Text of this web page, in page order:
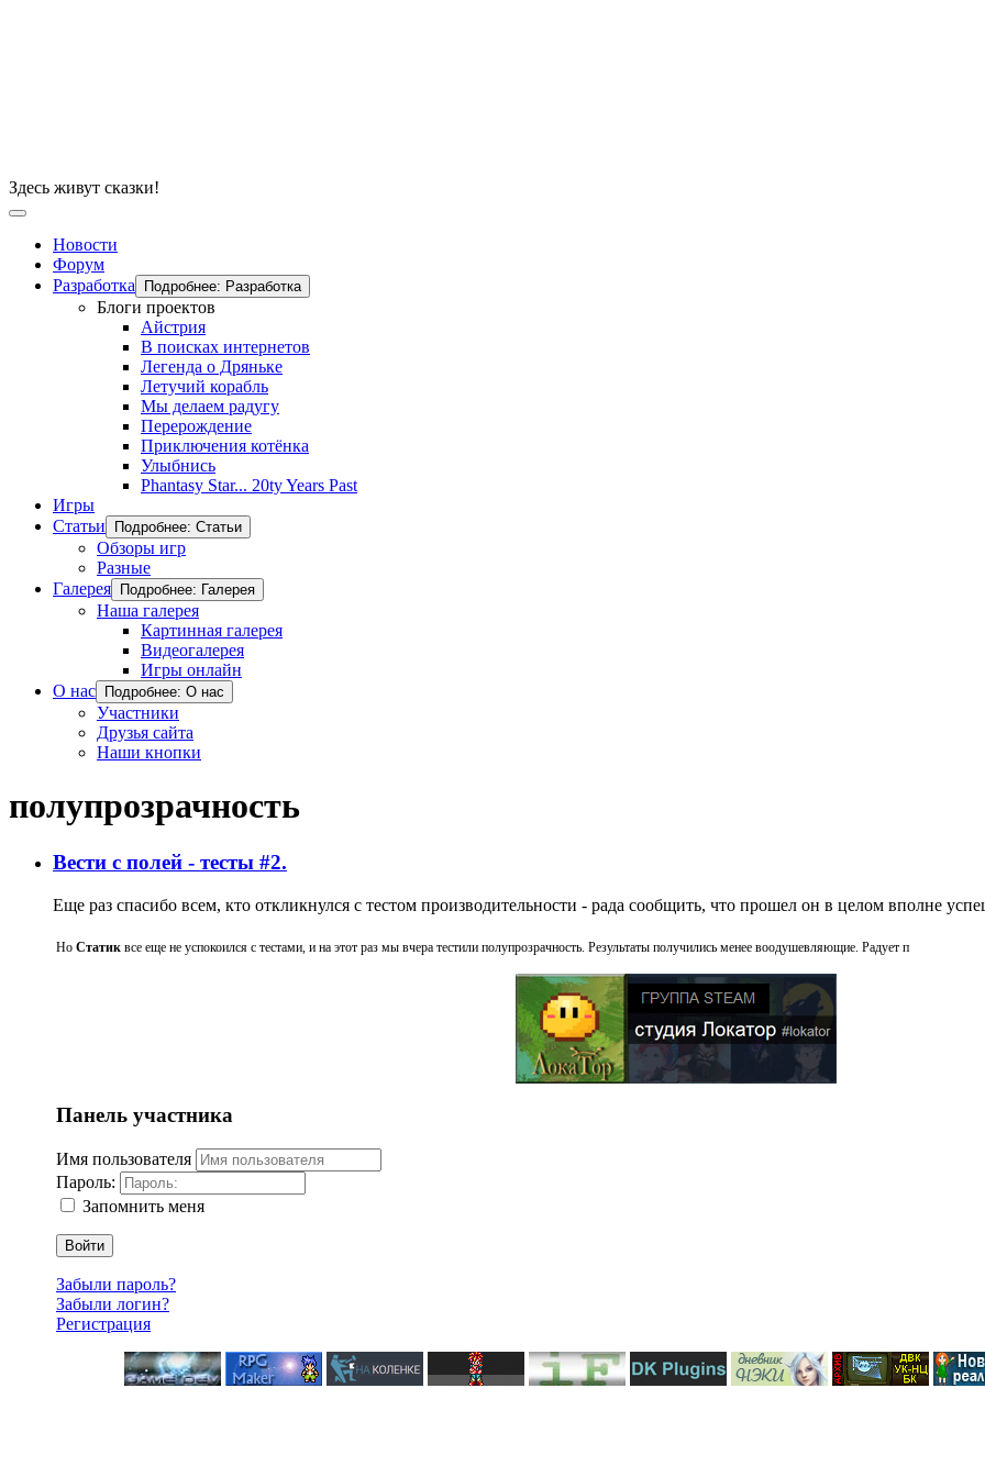
Здесь живут сказки!
Новости
Форум
Разработка
Подробнее: Разработка
Блоги проектов
Айстрия
В поисках интернетов
Легенда о Дряньке
Летучий корабль
Мы делаем радугу
Перерождение
Приключения котёнка
Улыбнись
Phantasy Star... 20ty Years Past
Игры
Статьи
Подробнее: Статьи
Обзоры игр
Разные
Галерея
Подробнее: Галерея
Наша галерея
Картинная галерея
Видеогалерея
Игры онлайн
О нас
Подробнее: О нас
Участники
Друзья сайта
Наши кнопки
полупрозрачность
Вести с полей - тесты #2.
Еще раз спасибо всем, кто откликнулся с тестом производительности - рада сообщить, что прошел он в целом вполне
Но Статик все еще не успокоился с тестами, и на этот раз мы вчера тестили полупрозрачность. Результаты получились менее воодушевляющие. Радует п
Панель участника
Имя пользователя
Пароль:
Запомнить меня
Войти
Забыли пароль?
Забыли логин?
Регистрация